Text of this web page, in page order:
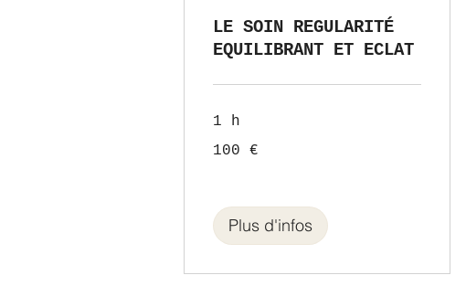
LE SOIN REGULARITÉ
EQUILIBRANT ET ECLAT
1 h
euros
100 €
Plus d'infos